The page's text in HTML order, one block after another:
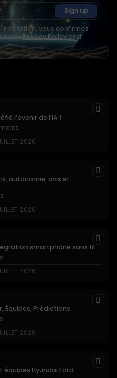
vous confirmez
notrePrivacy Policyand
l’avenir de l’IA !
2026
autonomie, avis et
2026
smartphone sans fil
2026
Équipes, Prédictions
2026
équipes Hyundai Ford